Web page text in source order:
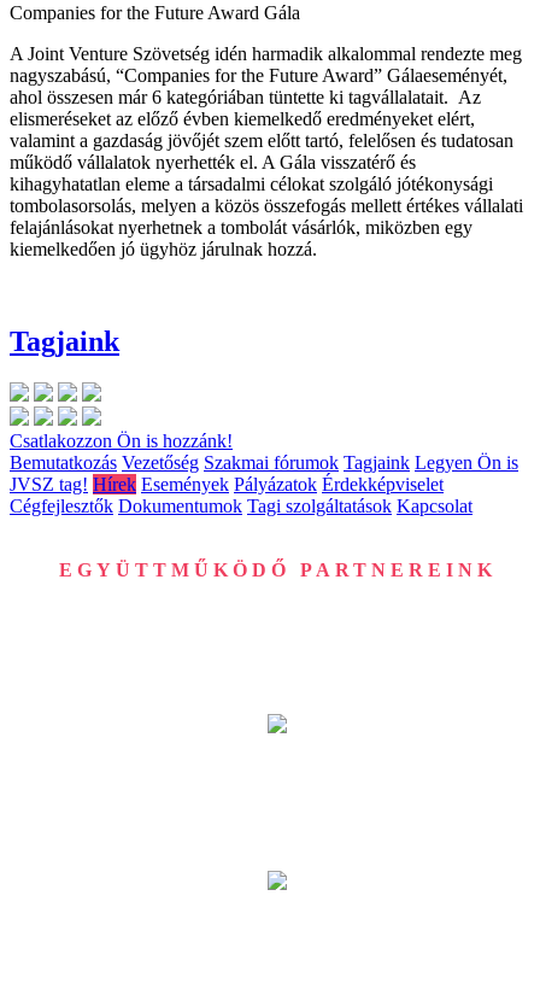
Companies for the Future Award Gála
A Joint Venture Szövetség idén harmadik alkalommal rendezte meg
nagyszabású, “Companies for the Future Award” Gálaeseményét,
ahol összesen már 6 kategóriában tüntette ki tagvállalatait. Az
elismeréseket az előző évben kiemelkedő eredményeket elért,
valamint a gazdaság jövőjét szem előtt tartó, felelősen és tudatosan
működő vállalatok nyerhették el. A Gála visszatérő és
kihagyhatatlan eleme a társadalmi célokat szolgáló jótékonysági
tombolasorsolás, melyen a közös összefogás mellett értékes vállalati
felajánlásokat nyerhetnek a tombolát vásárlók, miközben egy
kiemelkedően jó ügyhöz járulnak hozzá.
Tagjaink
Csatlakozzon Ön is hozzánk!
Bemutatkozás Vezetőség Szakmai fórumok Tagjaink Legyen Ön is
JVSZ tag! Hírek Események Pályázatok Érdekképviselet
Cégfejlesztők Dokumentumok Tagi szolgáltatások Kapcsolat
EGYÜTTMŰKÖDŐ PARTNEREINK